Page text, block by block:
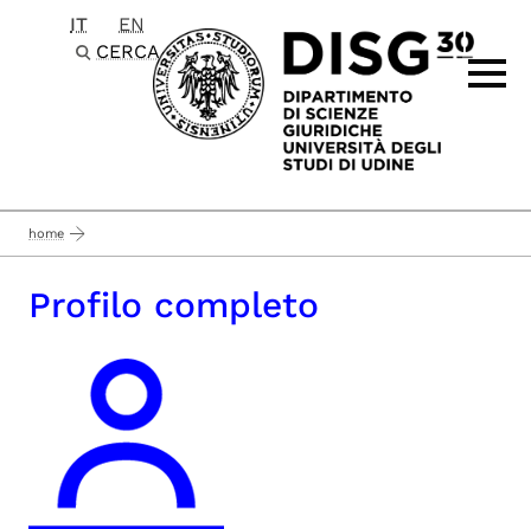
Passa al contenuto principale
IT
EN
CERCA
home
Profilo completo